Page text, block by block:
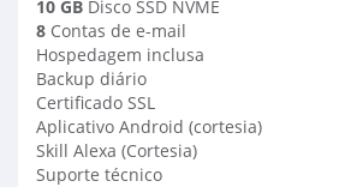
10 GB Disco SSD NVME
8 Contas de e-mail
Hospedagem inclusa
Backup diário
Certificado SSL
Aplicativo Android (cortesia)
Skill Alexa (Cortesia)
Suporte técnico